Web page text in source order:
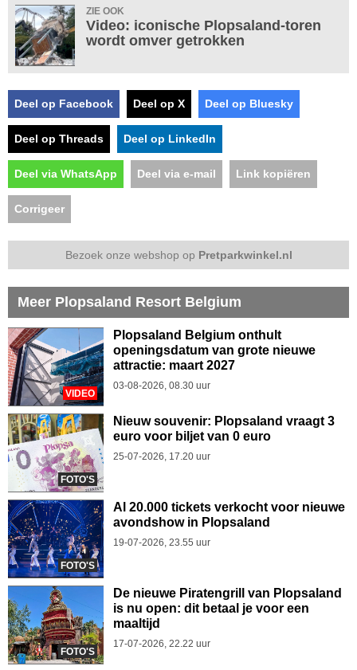
ZIE OOK
Video: iconische Plopsaland-toren
wordt omver getrokken
Deel op Facebook Deel op X Deel op Bluesky
Deel op Threads Deel op LinkedIn
Deel via WhatsApp Deel via e-mail Link kopiëren
Corrigeer
Bezoek onze webshop op Pretparkwinkel.nl
Meer Plopsaland Resort Belgium
VIDEO
Plopsaland Belgium onthult
openingsdatum van grote nieuwe
attractie: maart 2027
03-08-2026, 08.30 uur
FOTO'S
Nieuw souvenir: Plopsaland vraagt 3
euro voor biljet van 0 euro
25-07-2026, 17.20 uur
FOTO'S
Al 20.000 tickets verkocht voor nieuwe
avondshow in Plopsaland
19-07-2026, 23.55 uur
FOTO'S
De nieuwe Piratengrill van Plopsaland
is nu open: dit betaal je voor een
maaltijd
17-07-2026, 22.22 uur